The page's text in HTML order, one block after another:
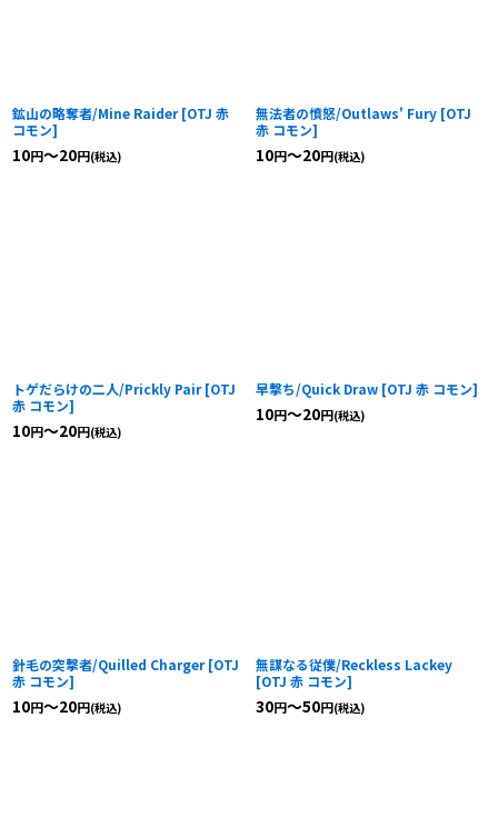
鉱山の略奪者/Mine Raider [OTJ 赤
コモン]
10円～20円(税込)
無法者の憤怒/Outlaws' Fury [OTJ
赤 コモン]
10円～20円(税込)
トゲだらけの二人/Prickly Pair [OTJ
赤 コモン]
10円～20円(税込)
早撃ち/Quick Draw [OTJ 赤 コモン]
10円～20円(税込)
針毛の突撃者/Quilled Charger [OTJ
赤 コモン]
10円～20円(税込)
無謀なる従僕/Reckless Lackey
[OTJ 赤 コモン]
30円～50円(税込)